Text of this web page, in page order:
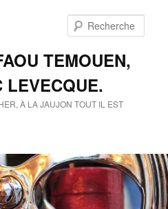
TEMOUEN,
LEVECQUE.
À LA JAUJON TOUT IL EST